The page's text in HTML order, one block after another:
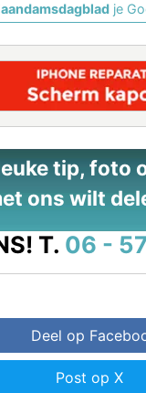
je
tip, foto
ons wilt
T. 06 -
Deel op
Post op X